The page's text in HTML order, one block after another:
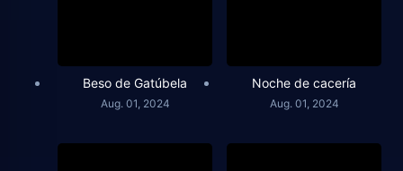
Beso de Gatúbela
Aug. 01, 2024
Noche de cacería
Aug. 01, 2024